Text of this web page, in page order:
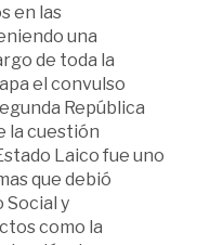
en las
una
de toda la
el convulso
República
la cuestión
Laico fue uno
que debió
y
como la